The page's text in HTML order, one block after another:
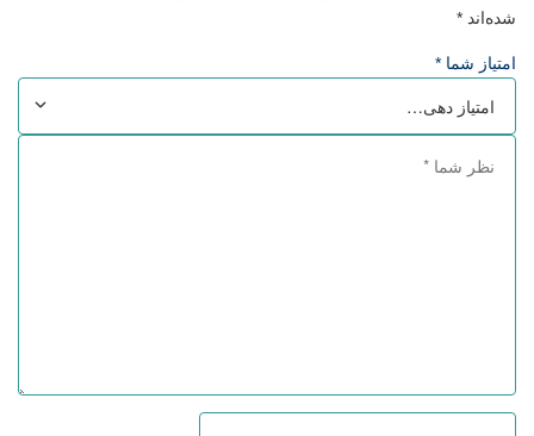
شده‌اند *
امتیاز شما *